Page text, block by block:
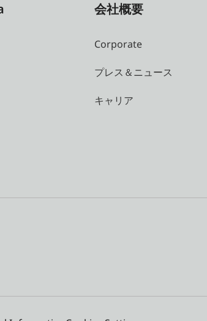
会社概要
Corporate
プレス＆ニュース
キャリア